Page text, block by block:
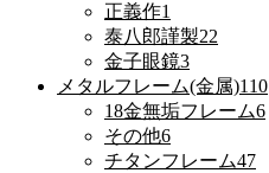
正義作1
泰八郎謹製22
金子眼鏡3
メタルフレーム(金属)110
18金無垢フレーム6
その他6
チタンフレーム47